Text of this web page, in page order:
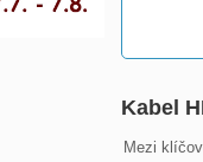
Kabel
Mezi